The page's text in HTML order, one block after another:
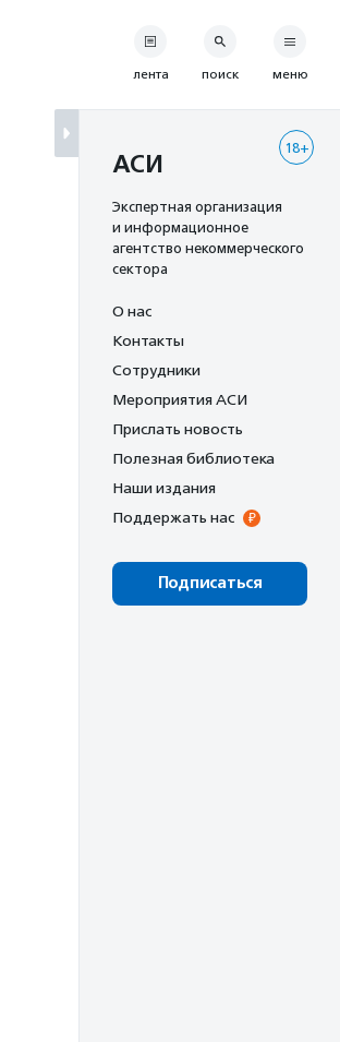
лента поиск меню
18+
АСИ
Экспертная организация
и информационное
агентство некоммерческого
сектора
О нас
Контакты
Сотрудники
Мероприятия АСИ
Прислать новость
Полезная библиотека
Наши издания
Поддержать нас
Подписаться